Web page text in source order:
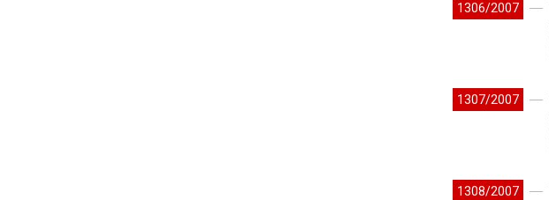
1306/2007
1307/2007
1308/2007